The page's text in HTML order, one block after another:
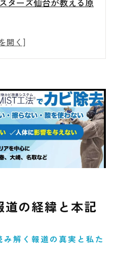
と本記事のスタンス
メカニズム
― プロ視点での診断
長期メンテナンス計画
未来へ
の経緯と本記
解く報道の真実と私た